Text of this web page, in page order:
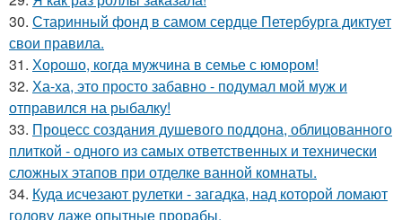
30. Старинный фонд в самом сердце Петербурга диктует
свои правила.
31. Хорошо, когда мужчина в семье с юмором!
32. Ха-ха, это просто забавно - подумал мой муж и
отправился на рыбалку!
33. Процесс создания душевого поддона, облицованного
плиткой - одного из самых ответственных и технически
сложных этапов при отделке ванной комнаты.
34. Куда исчезают рулетки - загадка, над которой ломают
голову даже опытные прорабы.